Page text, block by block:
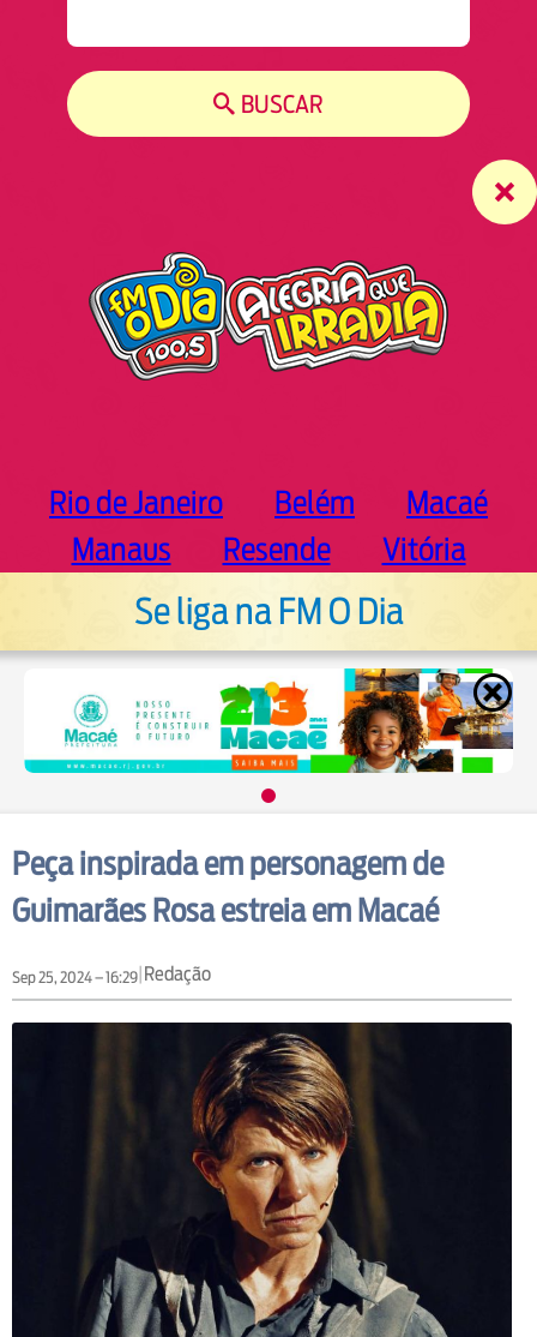
BUSCAR
Rio de Janeiro Belém
Macaé
Manaus
Resende Vitória
Se liga na FM O Dia
Peça inspirada em personagem de
Guimarães Rosa estreia em Macaé
Sep 25, 2024 – 16:29|Redação